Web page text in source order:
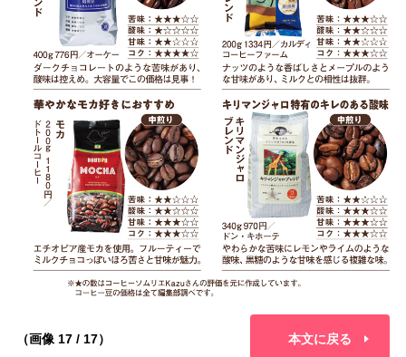
（画像 17 / 17） 本文に戻る